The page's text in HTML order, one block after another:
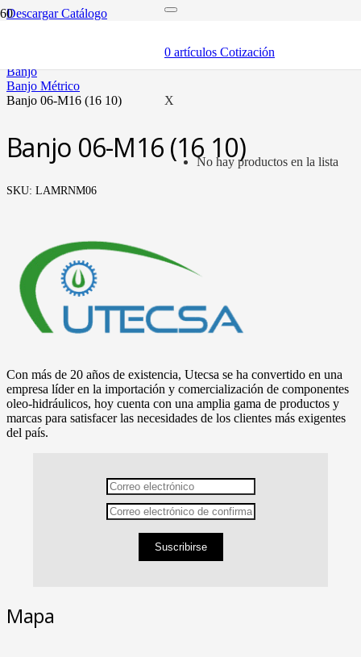
0 artículos Cotización
X
No hay productos en la lista
Descargar Catálogo
mangueras hidráulicas y fittings
banjo
banjo métrico
banjo 06-m16 (16 10)
Banjo 06-M16 (16 10)
SKU: LAMRNM06
Con más de 20 años de existencia, Utecsa se ha convertido en una
empresa líder en la importación y comercialización de componentes
oleo-hidráulicos, hoy cuenta con una amplia gama de productos y
marcas para satisfacer las necesidades de los clientes más exigentes
del país.
Suscribirse
Mapa